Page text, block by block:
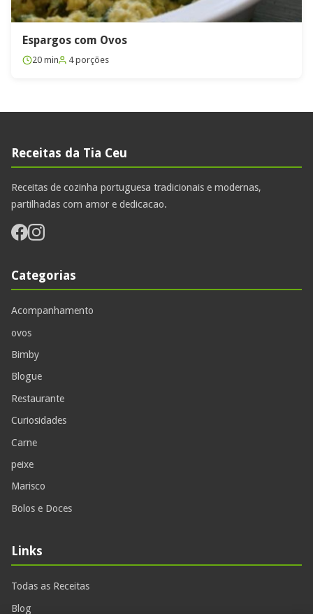
Espargos com Ovos
20 min 4 porções
Receitas da Tia Ceu
Receitas de cozinha portuguesa tradicionais e modernas,
partilhadas com amor e dedicacao.
Categorias
Acompanhamento
ovos
Bimby
Blogue
Restaurante
Curiosidades
Carne
peixe
Marisco
Bolos e Doces
Links
Todas as Receitas
Blog